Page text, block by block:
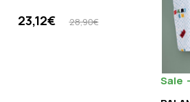
28,90€
23,12€